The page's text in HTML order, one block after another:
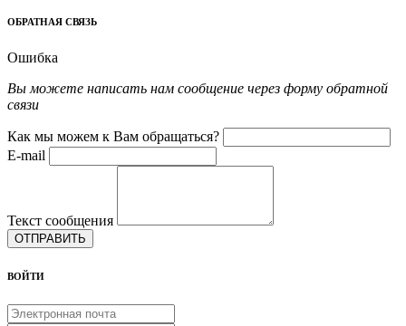
ОБРАТНАЯ СВЯЗЬ
Ошибка
Вы можете написать нам сообщение через форму обратной
связи
Как мы можем к Вам обращаться?
E-mail
Текст сообщения
ОТПРАВИТЬ
ВОЙТИ